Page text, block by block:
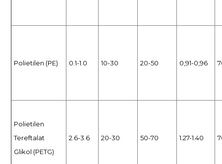
Polietilen (PE) 0.1-1.0 10-30 20-50 0,91-0,96
Polietilen
Tereftalat
Glikol (PETG)
2.6-3.6 20-30 50-70 1.27-1.40